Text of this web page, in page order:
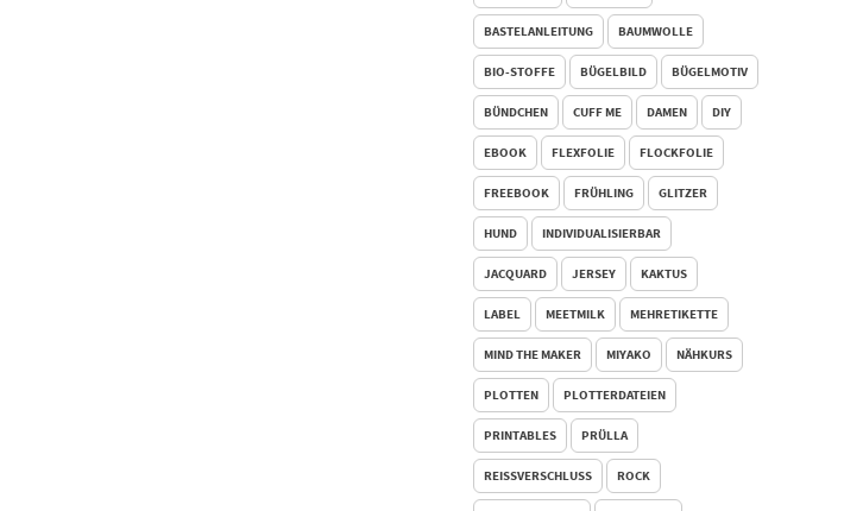
BASTELANLEITUNG BAUMWOLLE
BIO-STOFFE BÜGELBILD BÜGELMOTIV
BÜNDCHEN CUFF ME DAMEN DIY
EBOOK FLEXFOLIE FLOCKFOLIE
FREEBOOK FRÜHLING GLITZER
HUND INDIVIDUALISIERBAR
JACQUARD JERSEY KAKTUS
LABEL MEETMILK MEHRETIKETTE
MIND THE MAKER MIYAKO NÄHKURS
PLOTTEN PLOTTERDATEIEN
PRINTABLES PRÜLLA
REISSVERSCHLUSS ROCK